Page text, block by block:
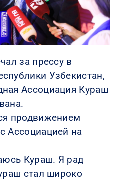
за прессу в
Узбекистан,
Ассоциация Кураш
продвижением
Ассоциацией на
Кураш. Я рад
стал широко